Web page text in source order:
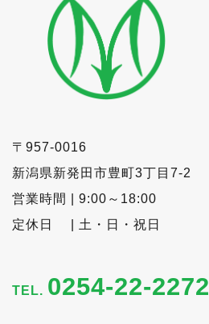
〒957-0016
新潟県新発田市豊町3丁目7-2
営業時間 | 9:00～18:00
定休日 | 土・日・祝日
TEL. 0254-22-2272